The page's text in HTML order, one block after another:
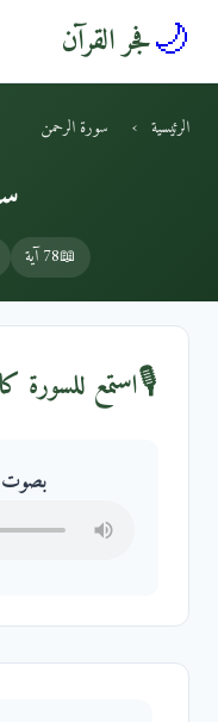
🌙فجر القرآن
الرئيسية › سورة الرحمن
📖78 آية
🎙️استمع للسورة
بصوت